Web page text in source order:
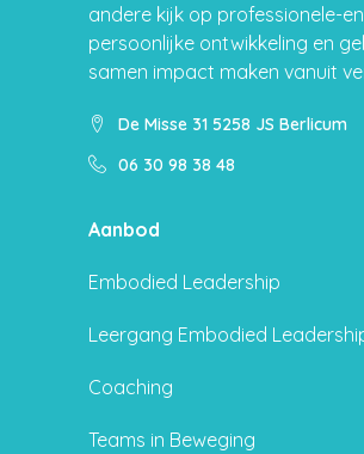
andere kijk op professionele-en
persoonlijke ontwikkeling en
samen impact maken vanuit
De Misse 31 5258 JS Berlicum
06 30 98 38 48
Aanbod
Embodied Leadership
Leergang Embodied
Coaching
Teams in Beweging